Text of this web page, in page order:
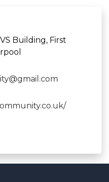
Building, First